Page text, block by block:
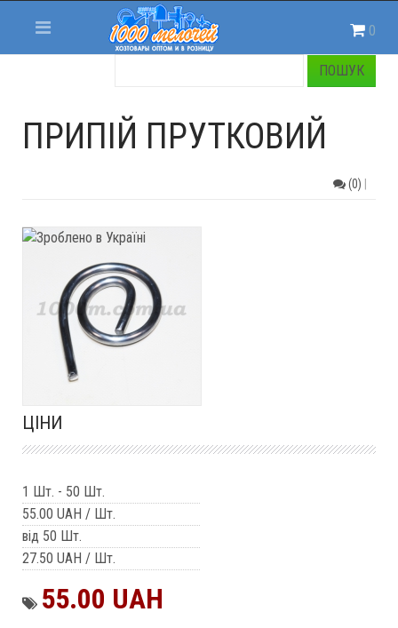
0
ПРИПІЙ ПРУТКОВИЙ
(0)
ЦІНИ
1 Шт. - 50 Шт.
55.00 UAH / Шт.
від 50 Шт.
27.50 UAH / Шт.
55.00 UAH